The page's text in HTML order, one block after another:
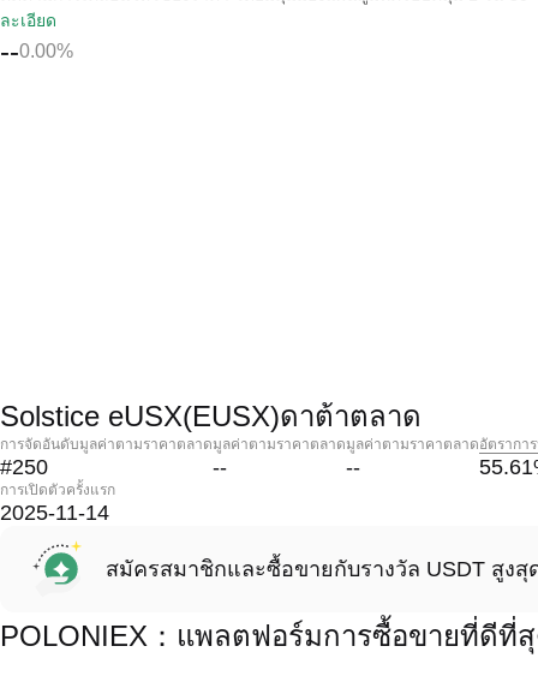
ละเอียด
--0.00%
Solstice eUSX(EUSX)ดาต้าตลาด
การจัดอันดับมูลค่าตามราคาตลาด
#250
มูลค่าตามราคาตลาด
--
มูลค่าตามราคาตลาด
--
อัตรากา
55.61
การเปิดตัวครั้งแรก
2025-11-14
สมัครสมาชิกและซื้อขายกับรางวัล USDT สูงสุ
POLONIEX：แพลตฟอร์มการซื้อขายที่ดีที่สุ